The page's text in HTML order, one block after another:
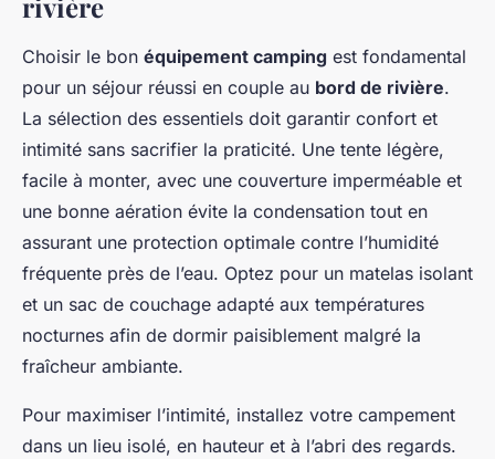
Choisir le bon équipement camping est fondamental
pour un séjour réussi en couple au bord de rivière.
La sélection des essentiels doit garantir confort et
intimité sans sacrifier la praticité. Une tente légère,
facile à monter, avec une couverture imperméable et
une bonne aération évite la condensation tout en
assurant une protection optimale contre l’humidité
fréquente près de l’eau. Optez pour un matelas isolant
et un sac de couchage adapté aux températures
nocturnes afin de dormir paisiblement malgré la
fraîcheur ambiante.
Pour maximiser l’intimité, installez votre campement
dans un lieu isolé, en hauteur et à l’abri des regards.